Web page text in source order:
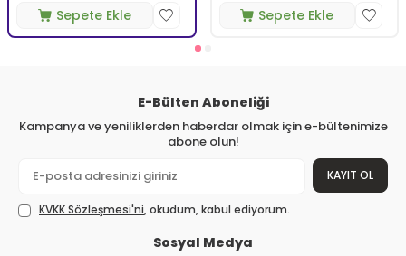
Sepete Ekle Sepete Ekle
E-Bülten Aboneliği
Kampanya ve yeniliklerden haberdar olmak için e-bültenimize
abone olun!
KAYIT OL
KVKK Sözleşmesi'ni, okudum, kabul ediyorum.
Sosyal Medya